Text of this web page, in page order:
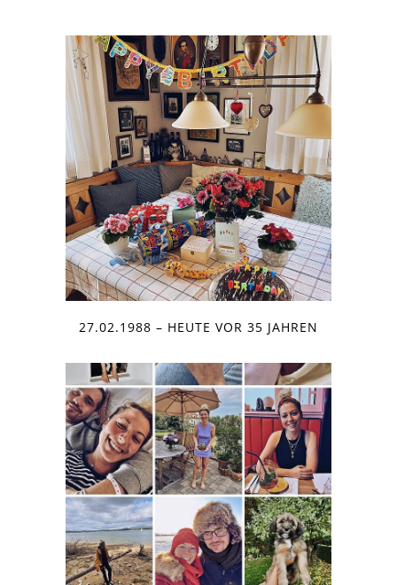
27.02.1988 – HEUTE VOR 35 JAHREN